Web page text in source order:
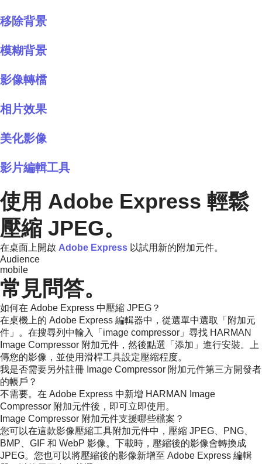
移除背景
模糊背景
影像轉檔
相片效果
美化影像
影片編輯工具
使用 Adobe Express 輕鬆
壓縮 JPEG。
在桌面上開啟 Adobe Express 以試用新的附加元件。
Audience
mobile
常見問答。
如何在 Adobe Express 中壓縮 JPEG？
在桌機上的 Adobe Express 編輯器中，從選單中選取「附加元
件」。在搜尋列中輸入「image compressor」尋找 HARMAN
Image Compressor 附加元件，然後點選「添加」進行安裝。上
傳您的影像，並使用滑桿工具設定壓縮程度。
我是否需要另外註冊 Image Compressor 附加元件第三方開發者
的帳戶？
不需要。在 Adobe Express 中新增 HARMAN Image
Compressor 附加元件後，即可立即使用。
Image Compressor 附加元件支援哪些檔案？
您可以在這款影像壓縮工具附加元件中，壓縮 JPEG、PNG、
BMP、GIF 和 WebP 影像。下載時，壓縮後的影像會轉換成
JPEG。您也可以將壓縮後的影像新增至 Adobe Express 編輯